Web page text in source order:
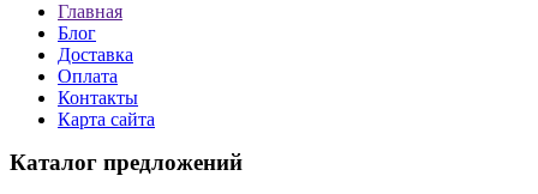
Главная
Блог
Доставка
Оплата
Контакты
Карта сайта
Каталог предложений